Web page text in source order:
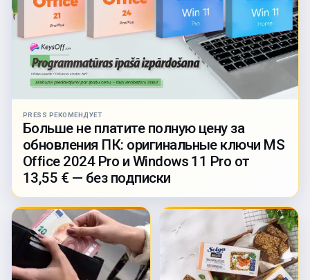
PRESS РЕКОМЕНДУЕТ
Больше не платите полную цену за
обновления ПК: оригинальные ключи MS
Office 2024 Pro и Windows 11 Pro от
13,55 € — без подписки